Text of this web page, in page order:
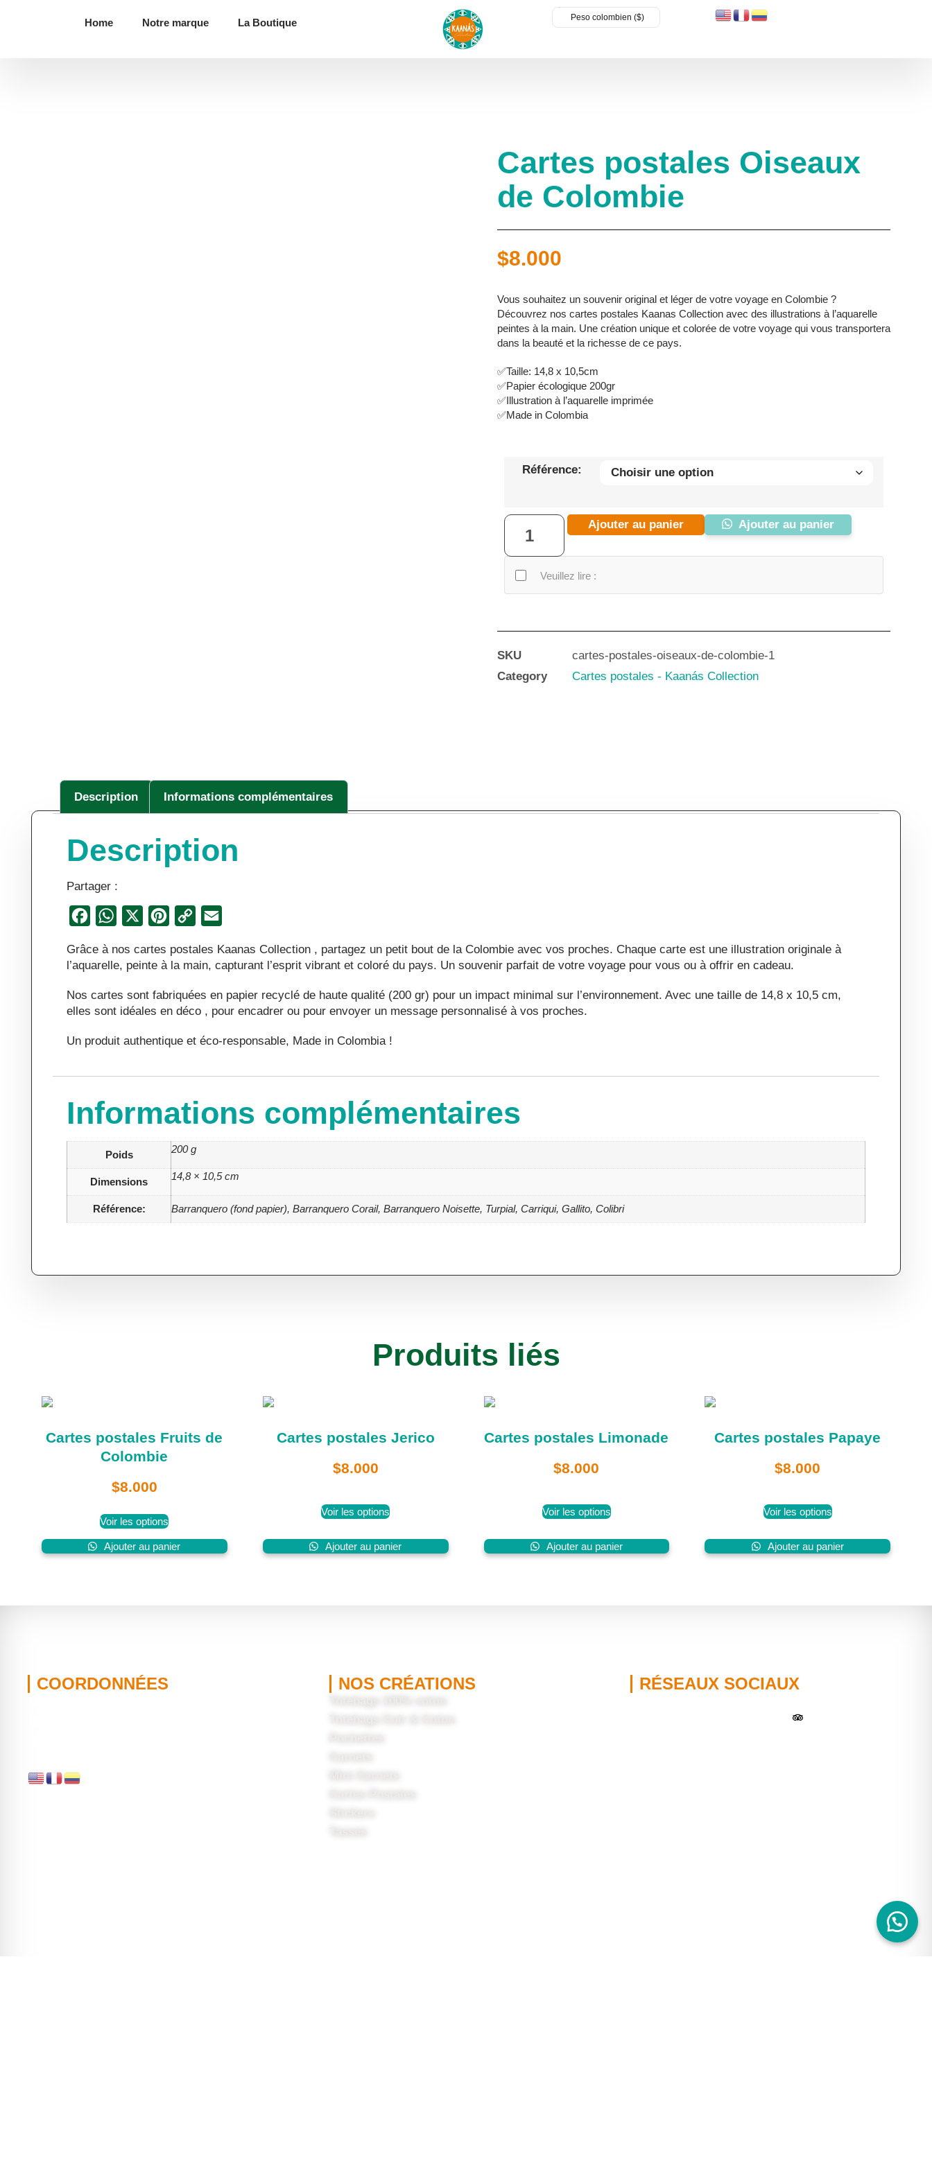
Home Notre marque La Boutique Peso colombien ($)
Cartes postales Oiseaux
de Colombie
$8.000
Vous souhaitez un souvenir original et léger de votre voyage en Colombie ?
Découvrez nos cartes postales Kaanas Collection avec des illustrations à l’aquarelle
peintes à la main. Une création unique et colorée de votre voyage qui vous transportera
dans la beauté et la richesse de ce pays.
✅Taille: 14,8 x 10,5cm
✅Papier écologique 200gr
✅Illustration à l’aquarelle imprimée
✅Made in Colombia
Référence:
Ajouter au panier Ajouter au panier
Veuillez lire :
SKU
cartes-postales-oiseaux-de-colombie-1
Category
Cartes postales - Kaanás Collection
Description Informations complémentaires
Description
Partager :
FacebookWhatsApp Pinterest
Copy
Link
Grâce à nos cartes postales Kaanas Collection , partagez un petit bout de la Colombie avec vos proches. Chaque carte est une illustration originale à
l’aquarelle, peinte à la main, capturant l’esprit vibrant et coloré du pays. Un souvenir parfait de votre voyage pour vous ou à offrir en cadeau.
Nos cartes sont fabriquées en papier recyclé de haute qualité (200 gr) pour un impact minimal sur l’environnement. Avec une taille de 14,8 x 10,5 cm,
elles sont idéales en déco , pour encadrer ou pour envoyer un message personnalisé à vos proches.
Un produit authentique et éco-responsable, Made in Colombia !
Informations complémentaires
Poids 200 g
Dimensions 14,8 × 10,5 cm
Référence: Barranquero (fond papier), Barranquero Corail, Barranquero Noisette, Turpial, Carriqui, Gallito, Colibri
Produits liés
Cartes postales Fruits de
Colombie
$8.000
Voir les options
Ajouter au panier
Cartes postales Jerico
$8.000
Voir les options
Ajouter au panier
Cartes postales Limonade
$8.000
Voir les options
Ajouter au panier
Cartes postales Papaye
$8.000
Voir les options
Ajouter au panier
COORDONNÉES NOS CRÉATIONS RÉSEAUX SOCIAUX